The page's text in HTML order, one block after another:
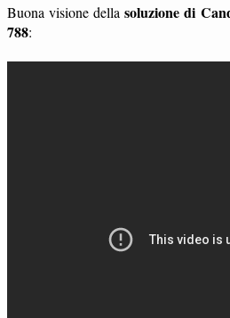
Buona visione dellasoluzione di
788: